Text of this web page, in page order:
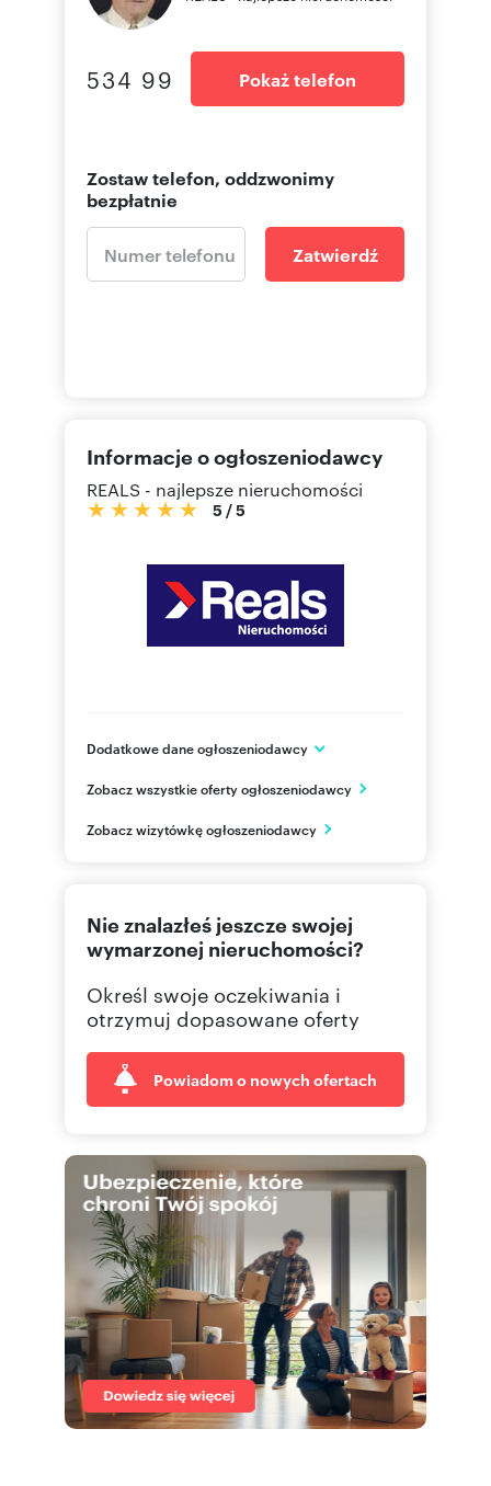
534 99 Pokaż telefon
Zostaw telefon, oddzwonimy
bezpłatnie
Zatwierdź
Informacje o ogłoszeniodawcy
REALS - najlepsze nieruchomości
5 /5
Dodatkowe dane ogłoszeniodawcy
Warszawa
PL
Zobacz wszystkie oferty ogłoszeniodawcy
Zobacz wizytówkę ogłoszeniodawcy
Nie znalazłeś jeszcze swojej
wymarzonej nieruchomości?
Określ swoje oczekiwania i
otrzymuj dopasowane oferty
Powiadom o nowych ofertach